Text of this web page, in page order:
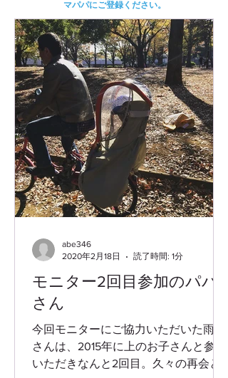
マパパにご登録ください。
モニター2回目参加のパパ
さん
今回モニターにご協力いただいた雨宮
さんは、2015年に上のお子さんと参加
いただきなんと2回目。久々の再会と
abe346
2020年2月18日
読了時間: 1分